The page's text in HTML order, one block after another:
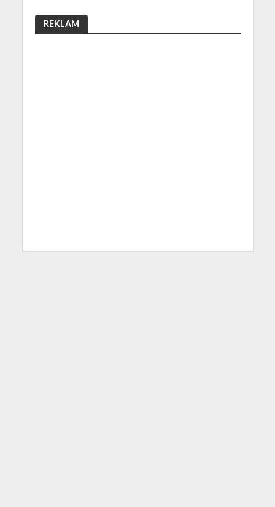
REKLAM